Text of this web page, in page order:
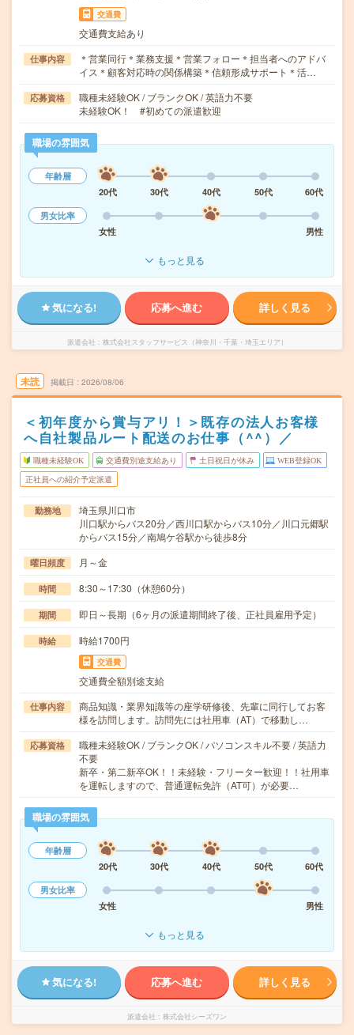
交通費
交通費支給あり
仕事内容
＊営業同行＊業務支援＊営業フォロー＊担当者へのアドバ
イス＊顧客対応時の関係構築＊信頼形成サポート＊活…
応募資格
職種未経験OK / ブランクOK / 英語力不要
未経験OK！ #初めての派遣歓迎
職場の雰囲気
年齢層
20代
30代 40代 50代
60代
男女比率
女性
男性
もっと見る
気になる! 応募へ進む 詳しく見る
派遣会社 株式会社スタッフサービス（神奈川・千葉・埼玉エリア）
未読 掲載日 2026/08/06
＜初年度から賞与アリ！＞既存の法人お客様
へ自社製品ルート配送のお仕事（^^）／
職種未経験OK 交通費別途支給あり 土日祝日が休み WEB登録OK
正社員への紹介予定派遣
勤務地
埼玉県川口市
川口駅からバス20分／西川口駅からバス10分／川口元郷駅
からバス15分／南鳩ケ谷駅から徒歩8分
曜日頻度 月～金
時間 8:30～17:30（休憩60分）
期間 即日～長期（6ヶ月の派遣期間終了後、正社員雇用予定）
時給 時給1700円
交通費
交通費全額別途支給
仕事内容
商品知識・業界知識等の座学研修後、先輩に同行してお客
様を訪問します。訪問先には社用車（AT）で移動し…
応募資格
職種未経験OK / ブランクOK / パソコンスキル不要 / 英語力
不要
新卒・第二新卒OK！！未経験・フリーター歓迎！！社用車
を運転しますので、普通運転免許（AT可）が必要…
職場の雰囲気
年齢層
20代
30代 40代 50代
60代
男女比率
女性
男性
もっと見る
気になる! 応募へ進む 詳しく見る
派遣会社 株式会社シーズワン